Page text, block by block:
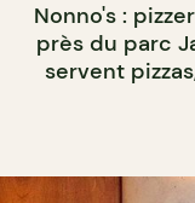
Nonno's :
près du parc
servent